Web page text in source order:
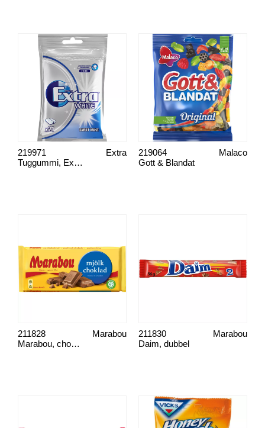
Tuggummi, Extra
Extra
219971
Gott & Blandat
Malaco
219064
Marabou, choklad
Marabou
211828
Daim, dubbel
Marabou
211830